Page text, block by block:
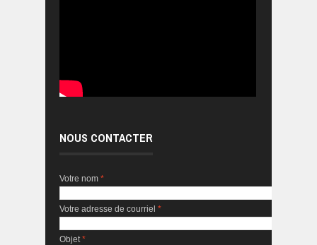
NOUS CONTACTER
Votre nom *
Votre adresse de courriel *
Objet *